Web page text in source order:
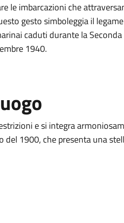
le imbarcazioni che
gesto simboleggia il
caduti durante la
1940.
e si integra
1900, che presenta una